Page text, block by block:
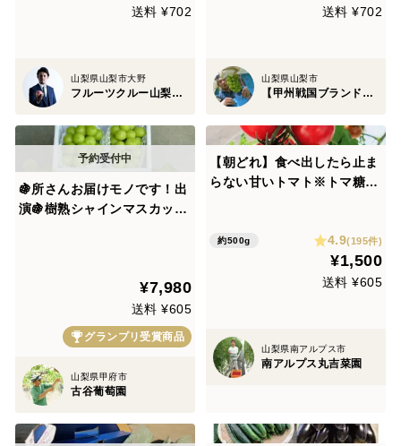
送料 ¥702
山梨県山梨市大野
フルーツクルー山梨『雨宮桃園』
老の日ギフト】【9月下旬予
送料 ¥702
山梨県山梨市
【甲州戦国ブランド】新進気鋭の金子農園
🍇所さんお届けモノです！出
演🍇樹熟シャインマスカット
【朝どれ】高級葡萄【家庭
用・ギフト用】🍇8月下旬予
¥7,980
送料 ¥605
グランプリ受賞商品
山梨県甲府市
古谷葡萄園
【朝どれ】食べ出したら止ま
らない甘いトマト※トマ糖※
約500g 4.9(195件)
¥1,500
送料 ¥605
山梨県南アルプス市
南アルプス丸吉菜園